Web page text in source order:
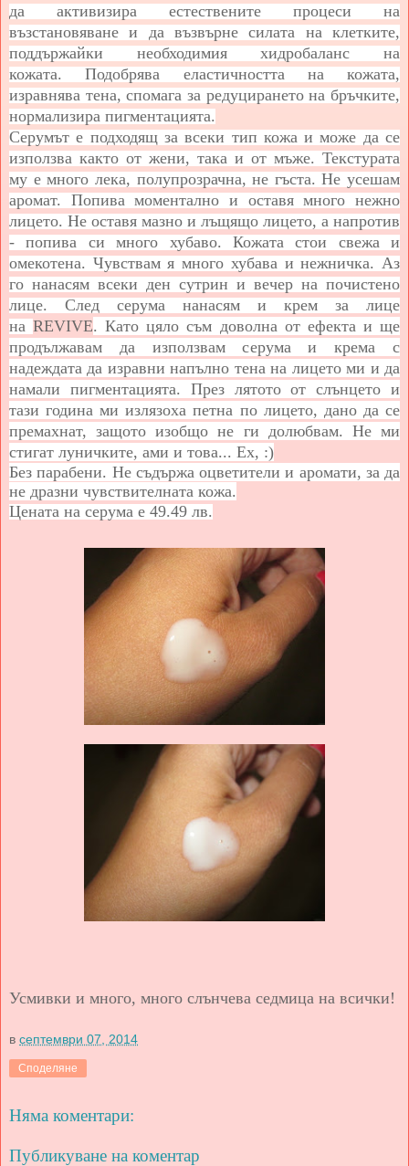
да активизира естествените процеси на
възстановяване и да възвърне силата на клетките,
поддържайки необходимия хидробаланс на
кожата. Подобрява еластичността на кожата,
изравнява тена, спомага за редуцирането на бръчките,
нормализира пигментацията.
Серумът е подходящ за всеки тип кожа и може да се
използва както от жени, така и от мъже. Текстурата
му е много лека, полупрозрачна, не гъста. Не усешам
аромат. Попива моментално и оставя много нежно
лицето. Не оставя мазно и лъщящо лицето, а напротив
- попива си много хубаво. Кожата стои свежа и
омекотена. Чувствам я много хубава и нежничка. Аз
го нанасям всеки ден сутрин и вечер на почистено
лице. След серума нанасям и крем за лице
наREVIVE. Като цяло съм доволна от ефекта и ще
продължавам да използвам серума и крема с
надеждата да изравни напълно тена на лицето ми и да
намали пигментацията. През лятото от слънцето и
тази година ми излязоха петна по лицето, дано да се
премахнат, защото изобщо не ги долюбвам. Не ми
стигат луничките, ами и това... Ех, :)
Без парабени. Не съдържа оцветители и аромати, за да
не дразни чувствителната кожа.
Цената на серума е 49.49 лв.
Усмивки и много, много слънчева седмица на всички!
в септември 07, 2014
Споделяне
Няма коментари:
Публикуване на коментар